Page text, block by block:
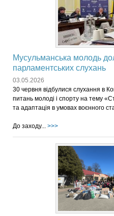
Мусульманська молодь
парламентських слухань
03.05.2026
30 червня відбулися слухання в
питань молоді і спорту на тему
та адаптація в умовах воєнного
До заходу... >>>